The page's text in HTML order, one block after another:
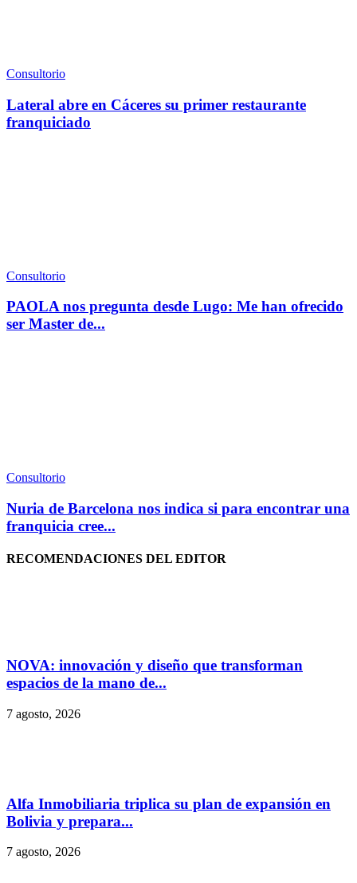
Consultorio
Lateral abre en Cáceres su primer restaurante
franquiciado
Consultorio
PAOLA nos pregunta desde Lugo: Me han ofrecido
ser Master de...
Consultorio
Nuria de Barcelona nos indica si para encontrar una
franquicia cree...
RECOMENDACIONES DEL EDITOR
NOVA: innovación y diseño que transforman
espacios de la mano de...
7 agosto, 2026
Alfa Inmobiliaria triplica su plan de expansión en
Bolivia y prepara...
7 agosto, 2026